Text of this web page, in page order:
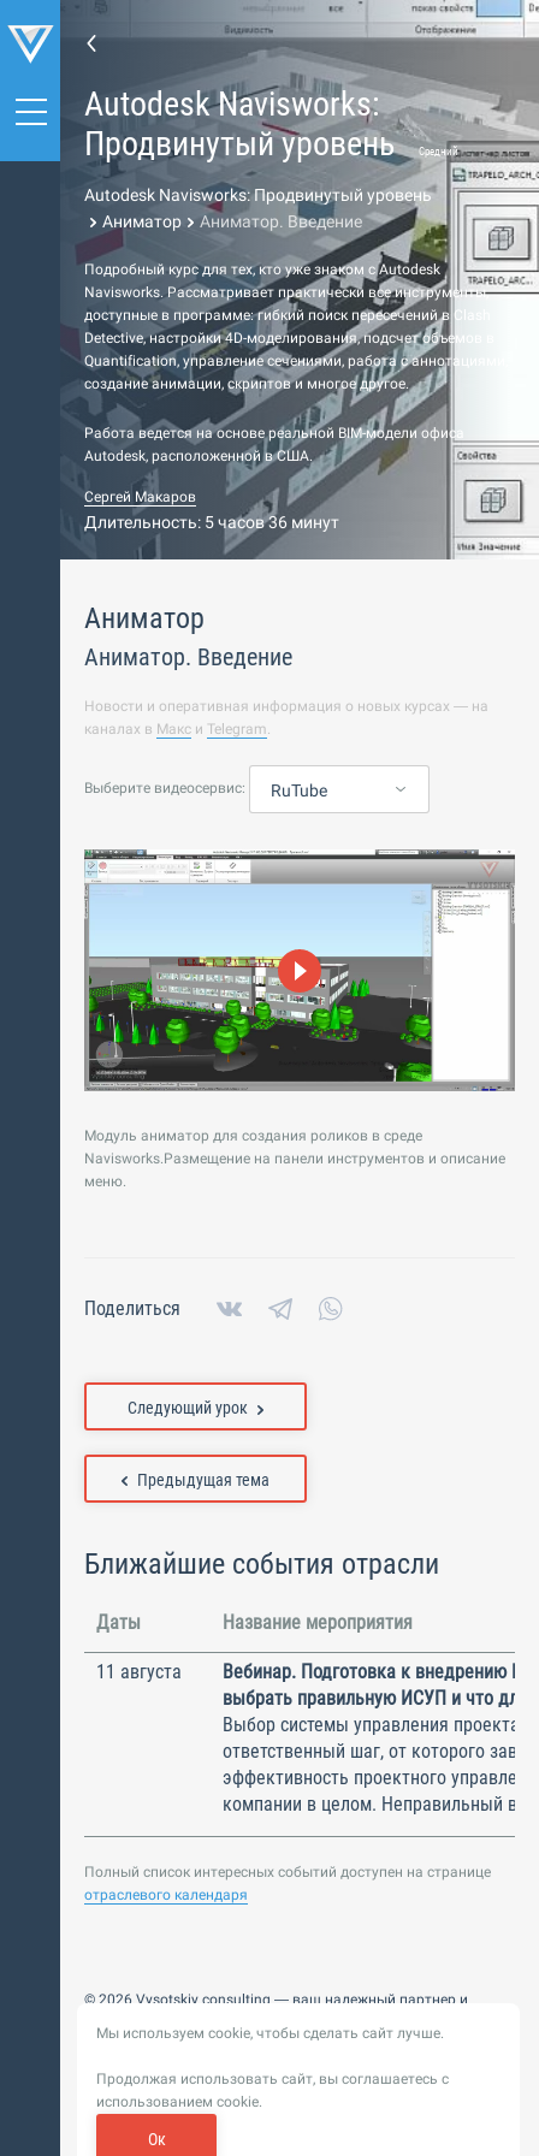
Autodesk Navisworks:
Продвинутый уровень
Средний
Autodesk Navisworks: Продвинутый уровень
Аниматор
Аниматор. Введение
Подробный курс для тех, кто уже знаком с Autodesk
Navisworks. Рассматривает практически все инструменты,
доступные в программе: гибкий поиск пересечений в Clash
Detective, настройки 4D-моделирования, подсчет объемов в
Quantification, управление сечениями, работа с аннотациями,
создание анимации, скриптов и многое другое.
Работа ведется на основе реальной BIM-модели офиса
Autodesk, расположенной в США.
Сергей Макаров
Длительность: 5 часов 36 минут
Аниматор
Аниматор. Введение
Новости и оперативная информация о новых курсах — на
каналах в Макс и Telegram.
Выберите видеосервис: RuTube
Модуль аниматор для создания роликов в среде
Navisworks.Размещение на панели инструментов и описание
меню.
Поделиться
Предыдущая тема
Следующий урок
Ближайшие события отрасли
Даты Название мероприятия
11 августа
Вебинар. Подготовка к внедрению
выбрать правильную ИСУП и что для
Выбор системы управления
ответственный шаг, от которого
эффективность проектного
компании в целом. Неправильный
Полный список интересных событий доступен на странице
отраслевого календаря
© 2026 Vysotskiy consulting — ваш надежный партнер и
Цифровизация, BIM, ИИ. Внедряем и оптимизируем
Пользовательское
соглашение
Политика обработки персональных
данных
Мы используем cookie, чтобы сделать сайт лучше.
Продолжая использовать сайт, вы соглашаетесь с
использованием cookie.
Ок